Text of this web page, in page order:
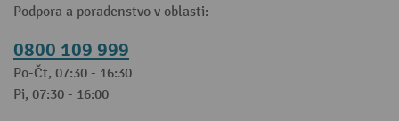
Podpora a poradenstvo v oblasti:
0800 109 999
Po-Čt, 07:30 - 16:30
Pi, 07:30 - 16:00